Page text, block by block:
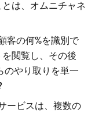
は、オムニチャネ
客の何%を識別で
閲覧し、その後
やり取りを単一
ービスは、複数の